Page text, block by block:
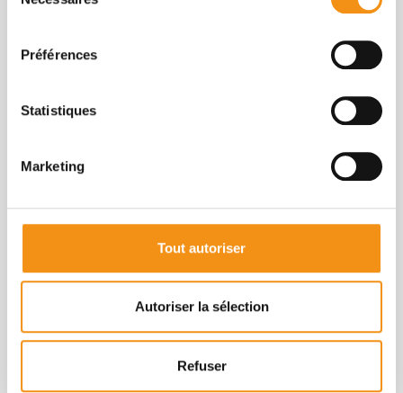
Préférences
Statistiques
Marketing
Tout autoriser
Autoriser la sélection
Refuser

Rue des Clos Champs, 3
Rochefort